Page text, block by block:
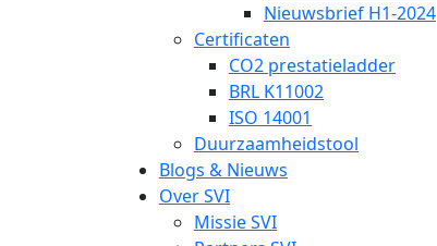
Nieuwsbrief H1-2024
Certificaten
CO2 prestatieladder
BRL K11002
ISO 14001
Duurzaamheidstool
Blogs & Nieuws
Over SVI
Missie SVI